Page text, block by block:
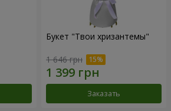
Букет "Твои хризантемы"
1 646 грн
Заказать